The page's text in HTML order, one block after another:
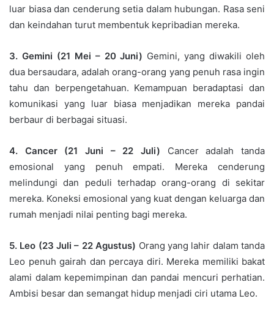
luar biasa dan cenderung setia dalam hubungan. Rasa seni
dan keindahan turut membentuk kepribadian mereka.
3. Gemini (21 Mei – 20 Juni) Gemini, yang diwakili oleh
dua bersaudara, adalah orang-orang yang penuh rasa ingin
tahu dan berpengetahuan. Kemampuan beradaptasi dan
komunikasi yang luar biasa menjadikan mereka pandai
berbaur di berbagai situasi.
4. Cancer (21 Juni – 22 Juli) Cancer adalah tanda
emosional yang penuh empati. Mereka cenderung
melindungi dan peduli terhadap orang-orang di sekitar
mereka. Koneksi emosional yang kuat dengan keluarga dan
rumah menjadi nilai penting bagi mereka.
5. Leo (23 Juli – 22 Agustus) Orang yang lahir dalam tanda
Leo penuh gairah dan percaya diri. Mereka memiliki bakat
alami dalam kepemimpinan dan pandai mencuri perhatian.
Ambisi besar dan semangat hidup menjadi ciri utama Leo.